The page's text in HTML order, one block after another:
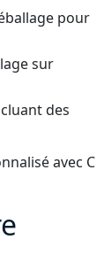
pour
sur
des
avec C